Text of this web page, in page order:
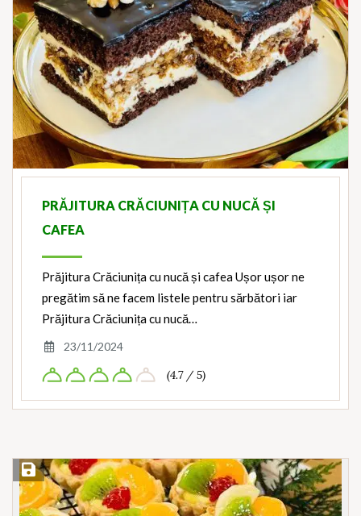
PRĂJITURA CRĂCIUNIȚA CU NUCĂ ȘI
CAFEA
Prăjitura Crăciunița cu nucă și cafea Ușor ușor ne
pregătim să ne facem listele pentru sărbători iar
Prăjitura Crăciunița cu nucă…
23/11/2024
(4.7 / 5)
Save Recipe